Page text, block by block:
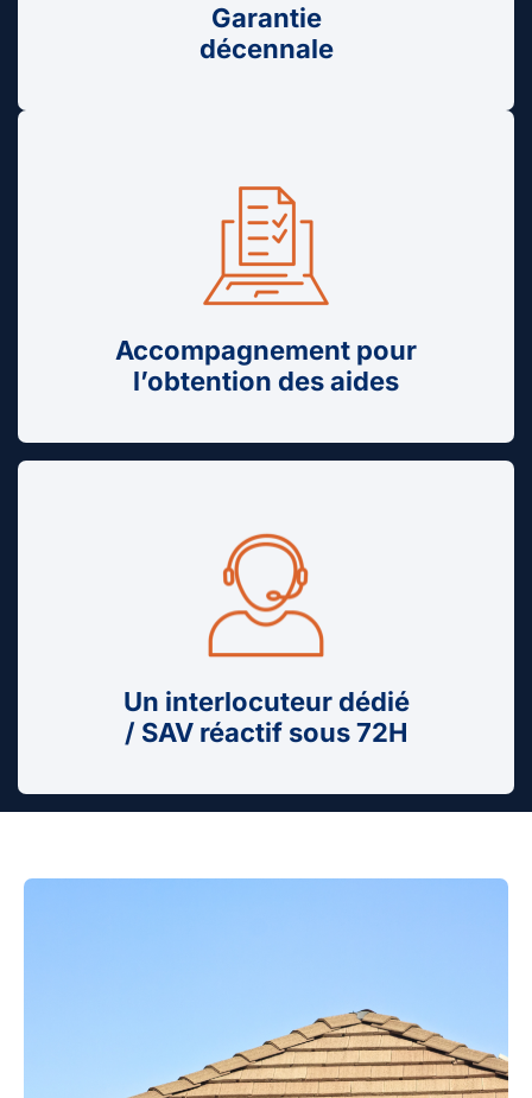
Garantie
décennale
Accompagnement pour
l’obtention des aides
Un interlocuteur dédié
/ SAV réactif sous 72H